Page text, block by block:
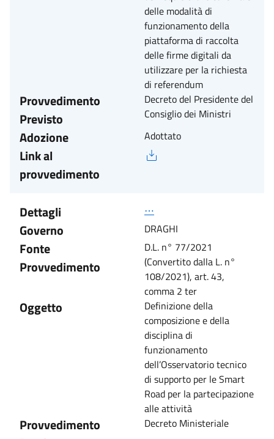
delle modalità di
funzionamento della
piattaforma di raccolta
delle firme digitali da
utilizzare per la richiesta
di referendum
Provvedimento
Previsto
Decreto del Presidente del
Consiglio dei Ministri
Adozione Adottato
Link al
provvedimento
Dettagli
⋯
Governo DRAGHI
Fonte
Provvedimento
D.L. n° 77/2021
(Convertito dalla L. n°
108/2021), art. 43,
comma 2 ter
Oggetto
Definizione della
composizione e della
disciplina di
funzionamento
dell’Osservatorio tecnico
di supporto per le Smart
Road per la partecipazione
alle attività
Provvedimento
Decreto Ministeriale